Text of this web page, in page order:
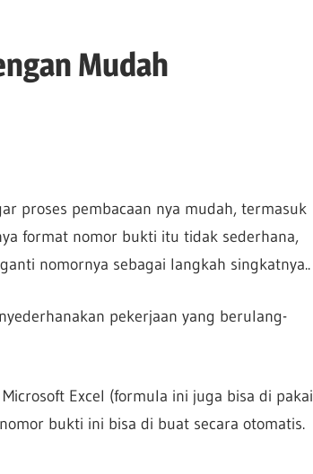
Mudah
proses pembacaan nya mudah, termasuk
format nomor bukti itu tidak sederhana,
nomornya sebagai langkah singkatnya..
pekerjaan yang berulang-
Excel (formula ini juga bisa di pakai
bukti ini bisa di buat secara otomatis.